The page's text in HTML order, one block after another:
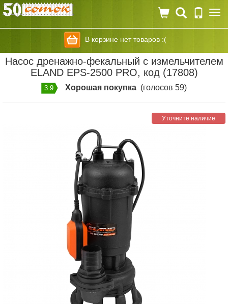
В корзине нет товаров :(
Насос дренажно-фекальный с измельчителем
ELAND EPS-2500 PRO, код (17808)
3.9 Хорошая покупка (голосов 59)
Уточните наличие